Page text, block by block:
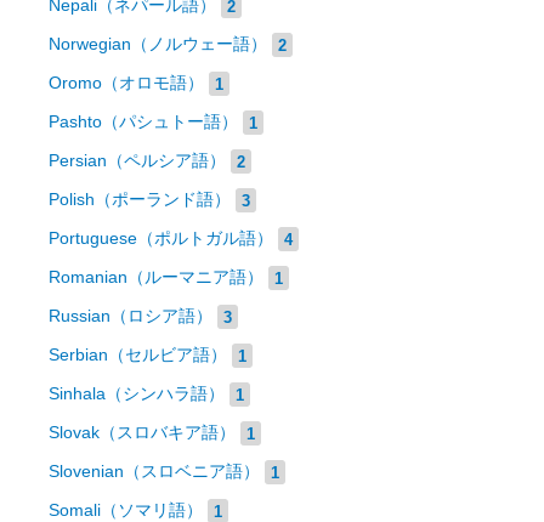
Nepali（ネパール語） 2
Norwegian（ノルウェー語） 2
Oromo（オロモ語） 1
Pashto（パシュトー語） 1
Persian（ペルシア語） 2
Polish（ポーランド語） 3
Portuguese（ポルトガル語） 4
Romanian（ルーマニア語） 1
Russian（ロシア語） 3
Serbian（セルビア語） 1
Sinhala（シンハラ語） 1
Slovak（スロバキア語） 1
Slovenian（スロベニア語） 1
Somali（ソマリ語） 1